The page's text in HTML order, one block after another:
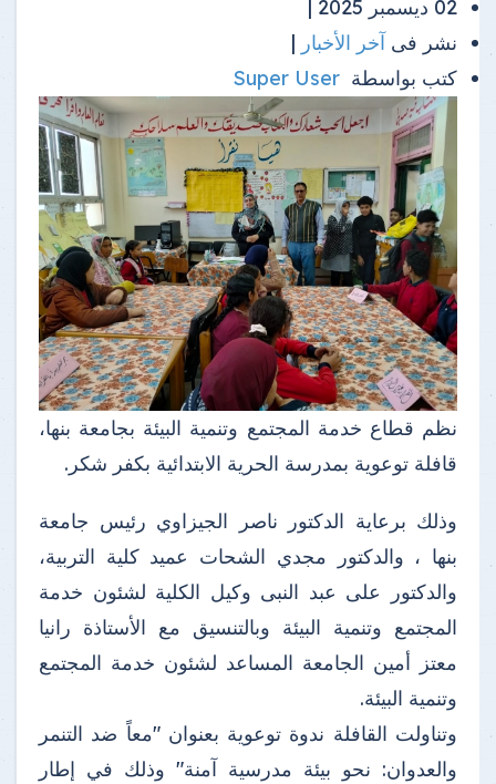
02 ديسمبر 2025 |
نشر فى آخر الأخبار |
كتب بواسطة Super User
نظم قطاع خدمة المجتمع وتنمية البيئة بجامعة بنها،
قافلة توعوية بمدرسة الحرية الابتدائية بكفر شكر.
وذلك برعاية الدكتور ناصر الجيزاوي رئيس جامعة
بنها ، والدكتور مجدي الشحات عميد كلية التربية،
والدكتور على عبد النبى وكيل الكلية لشئون خدمة
المجتمع وتنمية البيئة وبالتنسيق مع الأستاذة رانيا
معتز أمين الجامعة المساعد لشئون خدمة المجتمع
وتنمية البيئة.
وتناولت القافلة ندوة توعوية بعنوان "معاً ضد التنمر
والعدوان: نحو بيئة مدرسية آمنة" وذلك في إطار